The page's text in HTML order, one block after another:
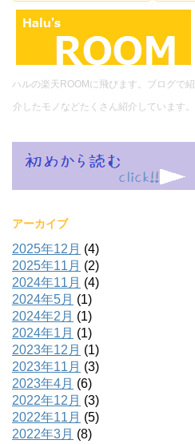
ハルの楽天ROOMに飛びます。ブログで紹
介したモノなどたくさん紹介しています。
アーカイブ
2025年12月 (4)
2025年11月 (2)
2024年11月 (4)
2024年5月 (1)
2024年2月 (1)
2024年1月 (1)
2023年12月 (1)
2023年11月 (3)
2023年4月 (6)
2022年12月 (3)
2022年11月 (5)
2022年3月 (8)